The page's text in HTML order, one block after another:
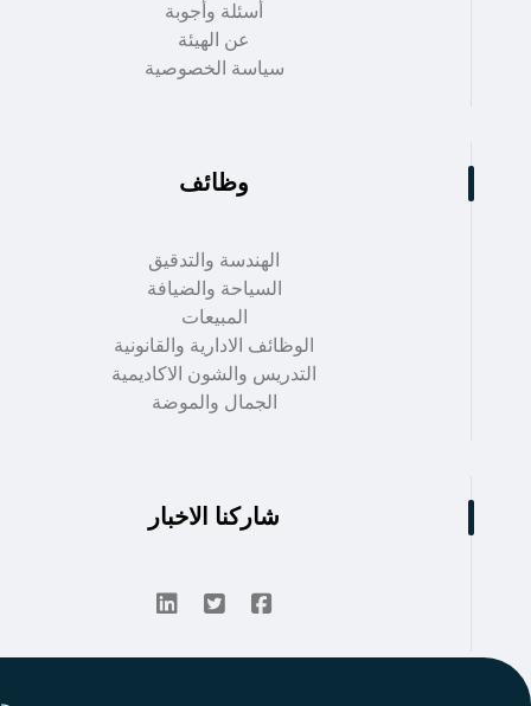
أسئلة وأجوبة
عن الهيئة
سياسة الخصوصية
وظائف
الهندسة والتدقيق
السياحة والضيافة
المبيعات
الوظائف الادارية والقانونية
التدريس والشون الاكاديمية
الجمال والموضة
شاركنا الاخبار